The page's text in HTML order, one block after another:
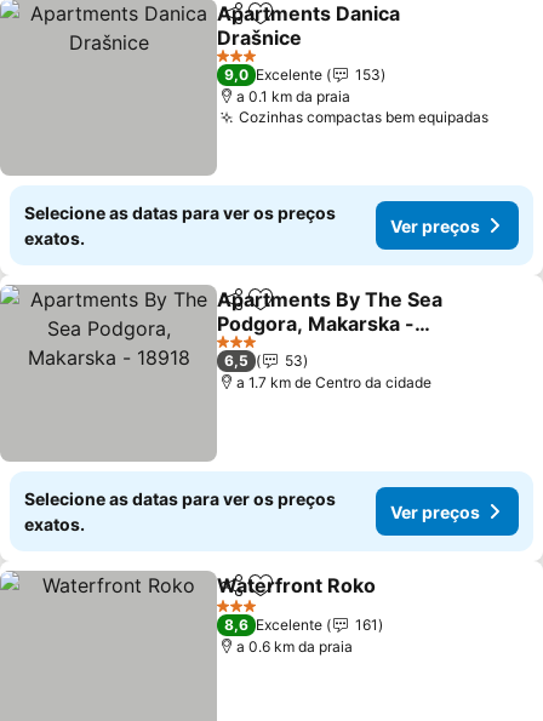
PartilharAdicionar aos favoritos
Apartments Danica
Drašnice
Ver preços
3 Estrelas
9,0 Excelente
153
a 0.1 km da praia
Cozinhas compactas bem equipadasVer
Selecione as datas para ver os preços
exatos.
Ver preços
PartilharAdicionar aos favoritos
Apartments By The Sea
Podgora, Makarska -
18918
Ver preços
3 Estrelas
6,5
53
a 1.7 km de Centro da cidade
Selecione as datas para ver os preços
exatos.
Ver preços
PartilharAdicionar aos favoritos
Waterfront Roko
3 Estrelas
8,6 Excelente
161
a 0.6 km da praia